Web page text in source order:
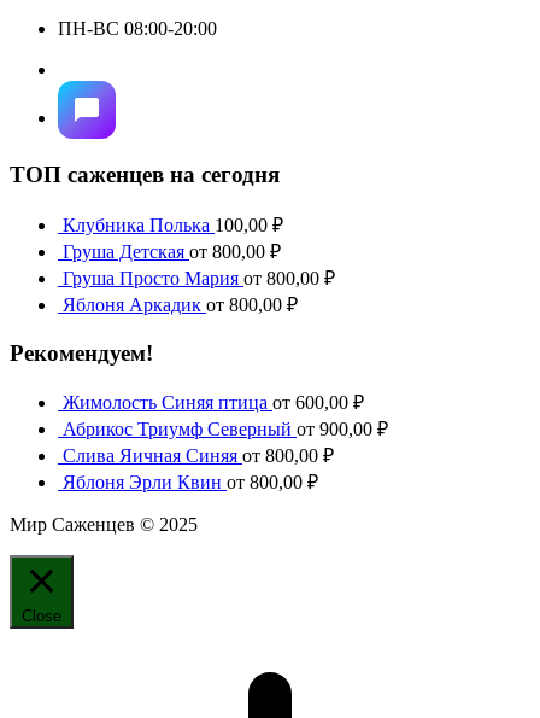
ПН-ВС 08:00-20:00
ТОП саженцев на сегодня
Клубника Полька 100,00 ₽
Груша Детская от 800,00 ₽
Груша Просто Мария от 800,00 ₽
Яблоня Аркадик от 800,00 ₽
Рекомендуем!
Жимолость Синяя птица от 600,00 ₽
Абрикос Триумф Северный от 900,00 ₽
Слива Яичная Синяя от 800,00 ₽
Яблоня Эрли Квин от 800,00 ₽
Мир Саженцев © 2025
Close